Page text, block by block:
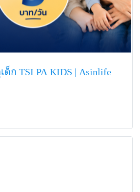
ก TSI PA KIDS | Asinlife